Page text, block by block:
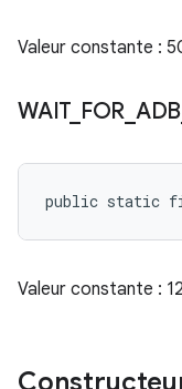
Valeur constante :
WAIT_ FOR ADB
public static final
Valeur constante :